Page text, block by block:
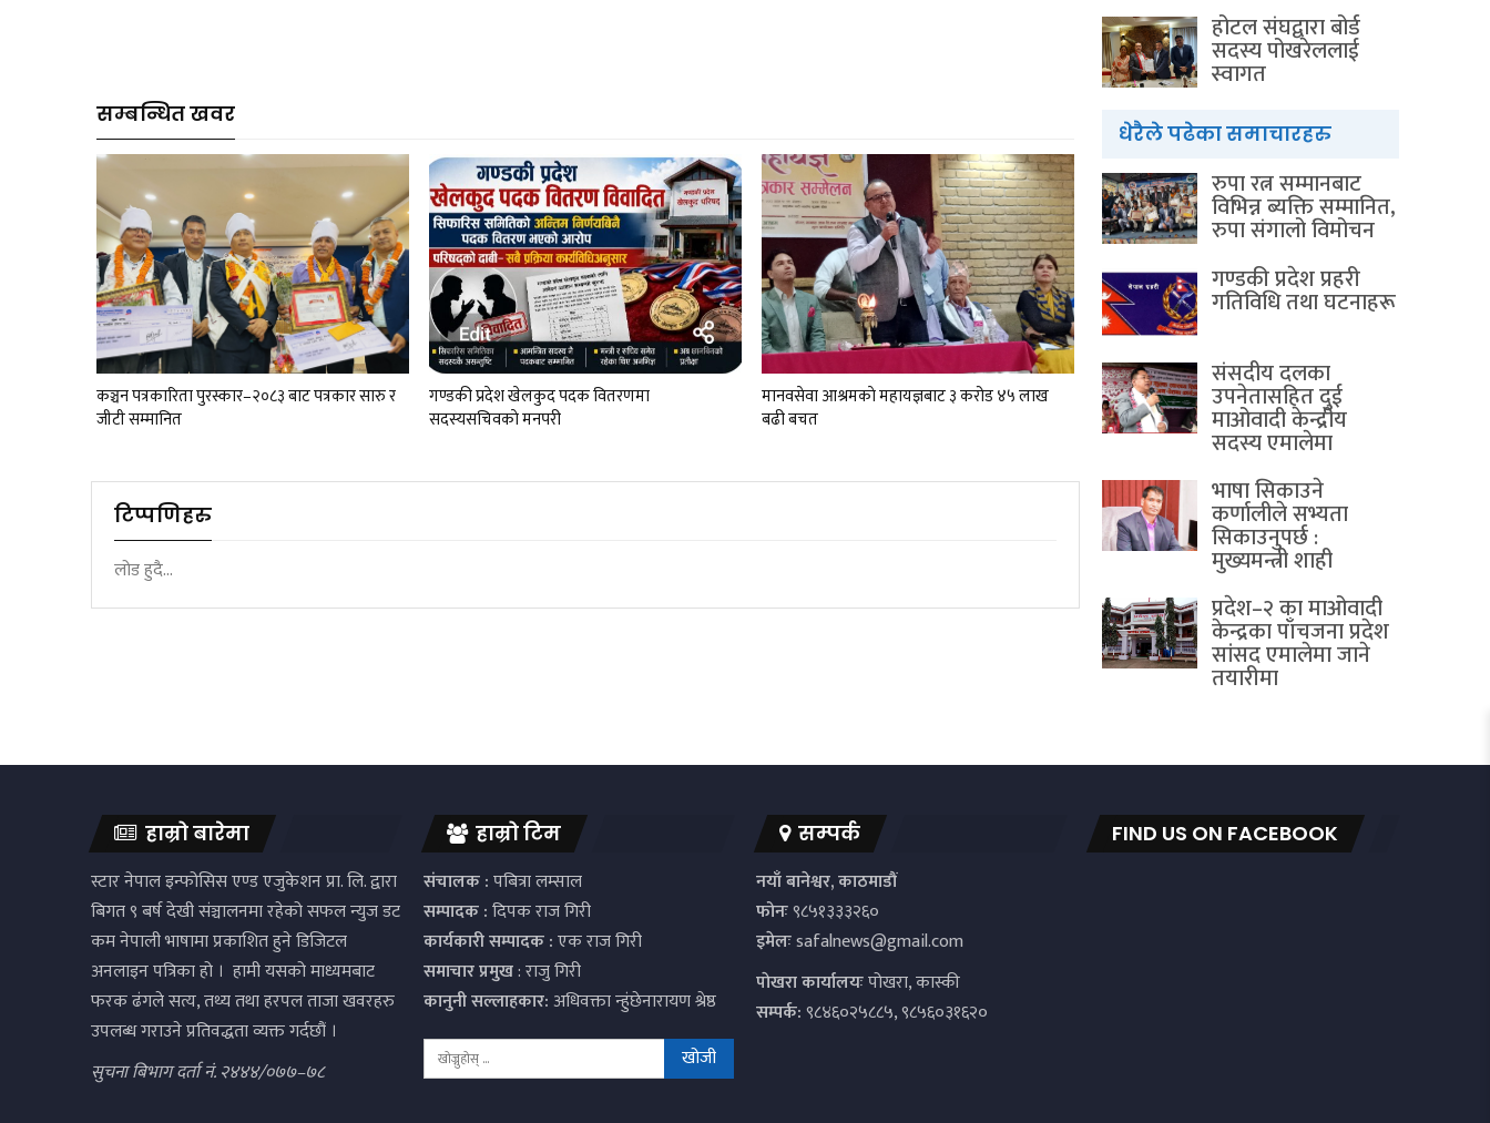
सम्बन्धित खवर
कञ्चन पत्रकारिता पुरस्कार–२०८३ बाट पत्रकार सारु र
जीटी सम्मानित
गण्डकी प्रदेश खेलकुद पदक वितरणमा
सदस्यसचिवकाे मनपरी
मानवसेवा आश्रमकाे‌ महायज्ञबाट ३ करोड ४५ लाख
बढी बचत
टिप्पणिहरु
लोड हुदै...
होटल संघद्वारा बोर्ड
सदस्य पोखरेललाई
स्वागत
धेरैले पढेका समाचारहरु
रुपा रत्न सम्मानबाट
विभिन्न ब्यक्ति सम्मानित,
रुपा संगालो विमोचन
गण्डकी प्रदेश प्रहरी
गतिविधि तथा घटनाहरू
संसदीय दलका
उपनेतासहित दुई
माओवादी केन्द्रीय
सदस्य एमालेमा
भाषा सिकाउने
कर्णालीले सभ्यता
सिकाउनुपर्छ :
मुख्यमन्त्री शाही
प्रदेश–२ का माओवादी
केन्द्रका पाँचजना प्रदेश
सांसद एमालेमा जाने
तयारीमा
हाम्रो बारेमा
स्टार नेपाल इन्फोसिस एण्ड एजुकेशन प्रा. लि. द्वारा
बिगत ९ बर्ष देखी संञ्चालनमा रहेको सफल न्युज डट
कम नेपाली भाषामा प्रकाशित हुने डिजिटल
अनलाइन पत्रिका हो । हामी यसको माध्यमबाट
फरक ढंगले सत्य, तथ्य तथा हरपल ताजा खवरहरु
उपलब्ध गराउने प्रतिवद्धता व्यक्त गर्दछौं ।
सुचना बिभाग दर्ता नं. २४४४/०७७–७८
हाम्रो टिम
संचालक :पबित्रा लम्साल
सम्पादक :दिपक राज गिरी
कार्यकारी सम्पादक :एक राज गिरी
समाचार प्रमुख: राजु गिरी
कानुनी सल्लाहकार:अधिवक्ता न्हुंछेनारायण श्रेष्ठ
सम्पर्क
नयाँ बानेश्वर, काठमाडौं
फोनः९८५१३३३२६०
इमेलःsafalnews@gmail.com
पाेखरा कार्यालयःपोखरा, कास्की
सम्पर्क:९८४६०२५८८५, ९८५६०३१६२०
FIND US ON FACEBOOK